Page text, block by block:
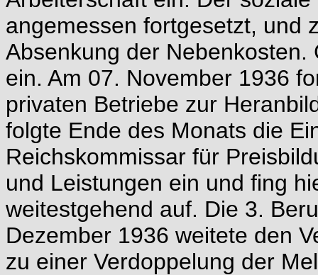
angemessen fortgesetzt, und
Absenkung der
ein. Am 07. November 1936
privaten Betriebe zur
folgte Ende des Monats die
Reichskommissar für
und Leistungen ein und fing
weitestgehend auf. Die 3.
Dezember 1936 weitete den
zu einer Verdoppelung der